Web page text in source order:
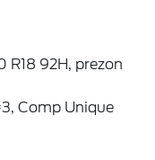
R18 92H, prezon
Comp Unique